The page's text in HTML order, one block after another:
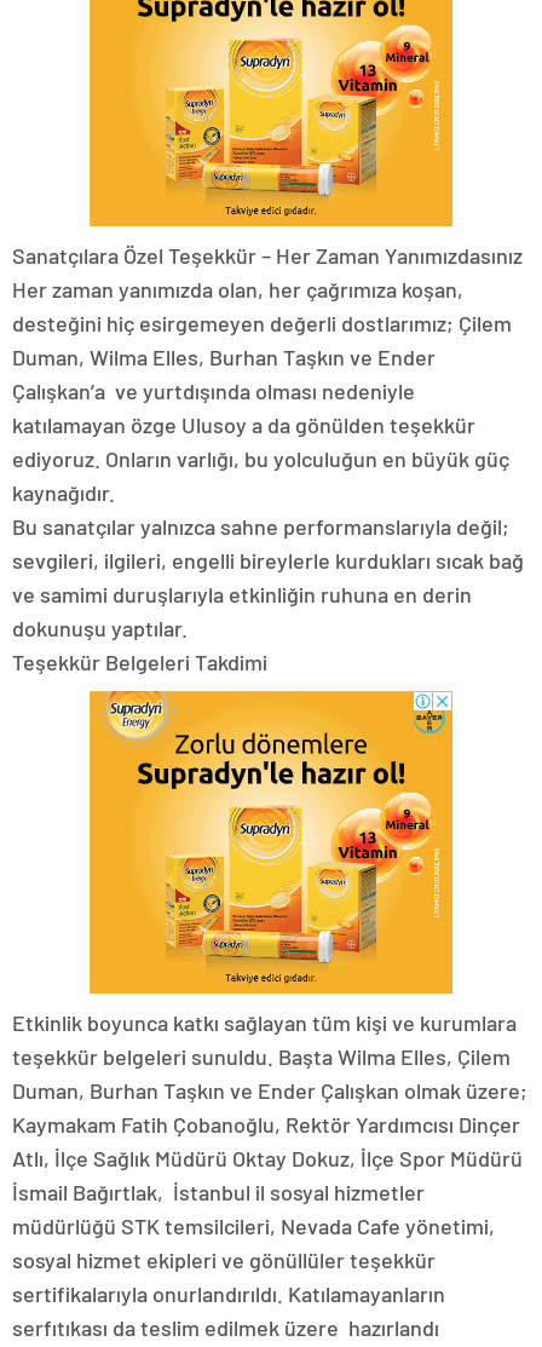
Sanatçılara Özel Teşekkür – Her Zaman Yanımızdasınız
Her zaman yanımızda olan, her çağrımıza koşan,
desteğini hiç esirgemeyen değerli dostlarımız; Çilem
Duman, Wilma Elles, Burhan Taşkın ve Ender
Çalışkan’a ve yurtdışında olması nedeniyle
katılamayan özge Ulusoy a da gönülden teşekkür
ediyoruz. Onların varlığı, bu yolculuğun en büyük güç
kaynağıdır.
Bu sanatçılar yalnızca sahne performanslarıyla değil;
sevgileri, ilgileri, engelli bireylerle kurdukları sıcak bağ
ve samimi duruşlarıyla etkinliğin ruhuna en derin
dokunuşu yaptılar.
Teşekkür Belgeleri Takdimi
Etkinlik boyunca katkı sağlayan tüm kişi ve kurumlara
teşekkür belgeleri sunuldu. Başta Wilma Elles, Çilem
Duman, Burhan Taşkın ve Ender Çalışkan olmak üzere;
Kaymakam Fatih Çobanoğlu, Rektör Yardımcısı Dinçer
Atlı, İlçe Sağlık Müdürü Oktay Dokuz, İlçe Spor Müdürü
İsmail Bağırtlak, İstanbul il sosyal hizmetler
müdürlüğü STK temsilcileri, Nevada Cafe yönetimi,
sosyal hizmet ekipleri ve gönüllüler teşekkür
sertifikalarıyla onurlandırıldı. Katılamayanların
serfıtıkası da teslim edilmek üzere hazırlandı